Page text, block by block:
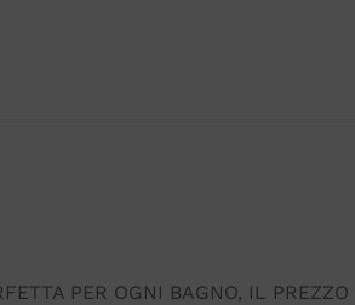
PER OGNI BAGNO, IL